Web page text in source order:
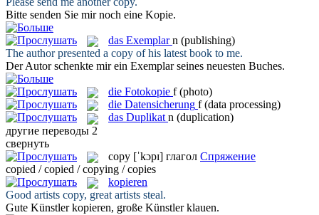
Bitte senden Sie mir noch eine Kopie.
das Exemplar n (publishing)
The author presented a copy of his latest book to me.
Der Autor schenkte mir ein Exemplarseines neuesten Buches.
die Fotokopie f (photo)
die Datensicherung f (data processing)
das Duplikat n (duplication)
другие переводы 2
свернуть
copy [ˈkɔpɪ] глагол Спряжение
copied / copied / copying / copies
kopieren
Good artists copy, great artists steal.
Gute Künstlerkopieren, große Künstler klauen.